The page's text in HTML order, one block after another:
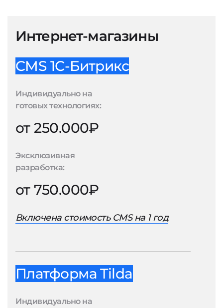
Интернет-магазины
CMS 1С-Битрикс
Индивидуально на
готовых технологиях:
от 250.000₽
Эксклюзивная
разработка:
от 750.000₽
Включена стоимость CMS на 1 год
Платформа Tilda
Индивидуально на